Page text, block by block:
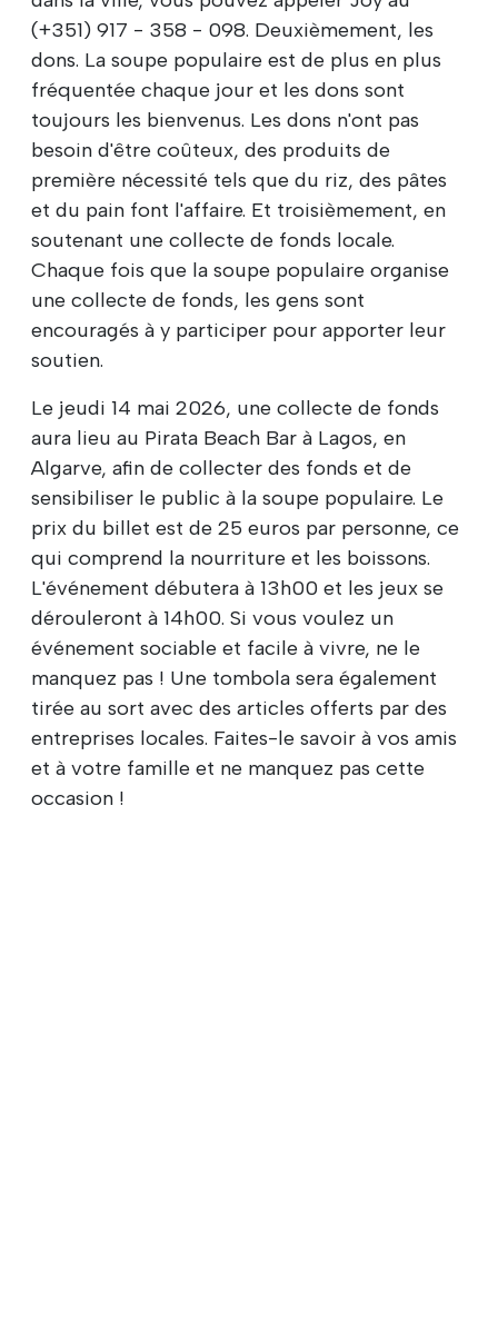
(+351) 917 - 358 - 098. Deuxièmement, les
dons. La soupe populaire est de plus en plus
fréquentée chaque jour et les dons sont
toujours les bienvenus. Les dons n'ont pas
besoin d'être coûteux, des produits de
première nécessité tels que du riz, des pâtes
et du pain font l'affaire. Et troisièmement, en
soutenant une collecte de fonds locale.
Chaque fois que la soupe populaire organise
une collecte de fonds, les gens sont
encouragés à y participer pour apporter leur
soutien.
Le jeudi 14 mai 2026, une collecte de fonds
aura lieu au Pirata Beach Bar à Lagos, en
Algarve, afin de collecter des fonds et de
sensibiliser le public à la soupe populaire. Le
prix du billet est de 25 euros par personne, ce
qui comprend la nourriture et les boissons.
L'événement débutera à 13h00 et les jeux se
dérouleront à 14h00. Si vous voulez un
événement sociable et facile à vivre, ne le
manquez pas ! Une tombola sera également
tirée au sort avec des articles offerts par des
entreprises locales. Faites-le savoir à vos amis
et à votre famille et ne manquez pas cette
occasion !